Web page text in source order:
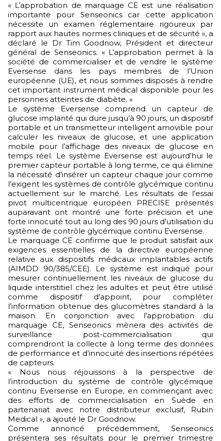
« L’approbation de marquage CE est une réalisation
importante pour Senseonics car cette application
nécessite un examen réglementaire rigoureux par
rapport aux hautes normes cliniques et de sécurité », a
déclaré le Dr Tim Goodnow, Président et directeur
général de Senseonics. « L’approbation permet à la
société de commercialiser et de vendre le système
Eversense dans les pays membres de l’Union
européenne (UE), et nous sommes disposés à rendre
cet important instrument médical disponible pour les
personnes atteintes de diabète. »
Le système Eversense comprend un capteur de
glucose implanté qui dure jusqu’à 90 jours, un dispositif
portable et un transmetteur intelligent amovible pour
calculer les niveaux de glucose, et une application
mobile pour l’affichage des niveaux de glucose en
temps réel. Le système Eversense est aujourd’hui le
premier capteur portable à long terme, ce qui élimine
la nécessité d’insérer un capteur chaque jour comme
l’exigent les systèmes de contrôle glycémique continu
actuellement sur le marché. Les résultats de l’essai
pivot multicentrique européen PRECISE présentés
auparavant ont montré une forte précision et une
forte innocuité tout au long des 90 jours d’utilisation du
système de contrôle glycémique continu Eversense.
Le marquage CE confirme que le produit satisfait aux
exigences essentielles de la directive européenne
relative aux dispositifs médicaux implantables actifs
(AIMDD 90/385/CEE). Le système est indiqué pour
mesurer continuellement les niveaux de glucose du
liquide interstitiel chez les adultes et peut être utilisé
comme dispositif d’appoint, pour compléter
l’information obtenue des glucomètres standard à la
maison. En conjonction avec l’approbation du
marquage CE, Senseonics mènera des activités de
surveillance post-commercialisation qui
comprendront la collecte à long terme des données
de performance et d’innocuité des insertions répétées
de capteurs.
« Nous nous réjouissons à la perspective de
l’introduction du système de contrôle glycémique
continu Eversense en Europe, en commençant avec
des efforts de commercialisation en Suède en
partenariat avec notre distributeur exclusif, Rubin
Medical », a ajouté le Dr Goodnow.
Comme annoncé précédemment, Senseonics
présentera ses résultats pour le premier trimestre